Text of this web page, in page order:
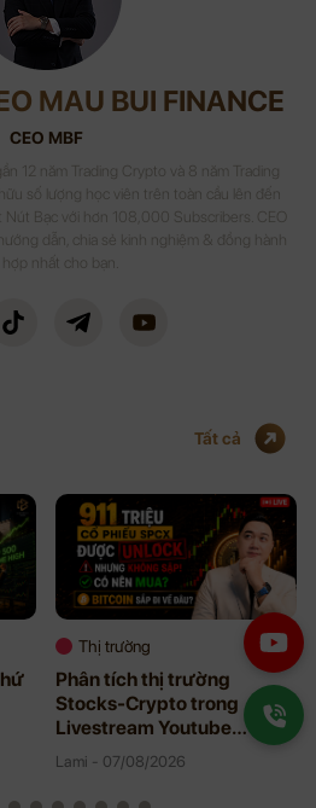
MAU BUI FINANCE
CEO MBF
12 năm Trading Crypto và 8 năm Trading
số lượng học viên trên toàn cầu lên đến
Bạc với hơn 108,000 Subscribers. CEO
dẫn, chia sẻ kinh nghiệm & đồng hành
nhất cho bạn.
Tất cả
Thị trường
Phân tích thị trường
Stocks-Crypto trong
Livestream Youtube
08/06/2026
Lami - 07/08/2026